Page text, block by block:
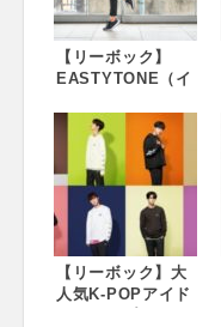
【リーボック】
EASTYTONE（イ
代わる新たなウォ
ーキングシューズ
が登場 普段の歩
きを変えて、美し
いボディラインへ
2018年7月6日
（金）「EVER
ROAD DMX」発売
開始
【リーボック】大
人気K-POPアイド